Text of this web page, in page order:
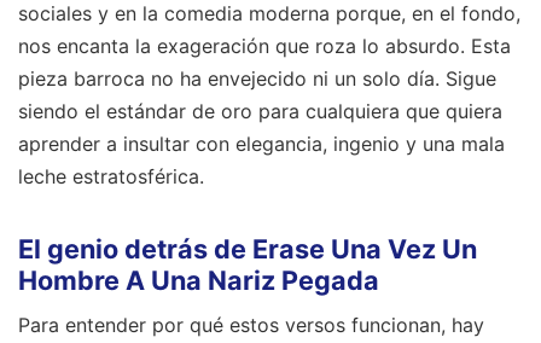
sociales y en la comedia moderna porque, en el fondo,
nos encanta la exageración que roza lo absurdo. Esta
pieza barroca no ha envejecido ni un solo día. Sigue
siendo el estándar de oro para cualquiera que quiera
aprender a insultar con elegancia, ingenio y una mala
leche estratosférica.
El genio detrás de Erase Una Vez Un
Hombre A Una Nariz Pegada
Para entender por qué estos versos funcionan, hay